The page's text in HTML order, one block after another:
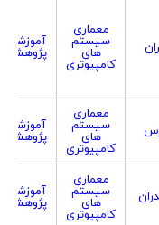
معماری
سیستم
های
کامپیوتری
آموزشی
پژوهشی
معماری
سیستم
های
کامپیوتری
آموزشی
پژوهشی
معماری
سیستم
های
کامپیوتری
آموزشی
پژوهشی